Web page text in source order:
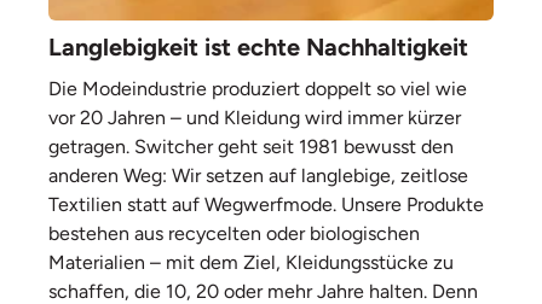
Langlebigkeit ist echte Nachhaltigkeit
Die Modeindustrie produziert doppelt so viel wie
vor 20 Jahren – und Kleidung wird immer kürzer
getragen. Switcher geht seit 1981 bewusst den
anderen Weg: Wir setzen auf langlebige, zeitlose
Textilien statt auf Wegwerfmode. Unsere Produkte
bestehen aus recycelten oder biologischen
Materialien – mit dem Ziel, Kleidungsstücke zu
schaffen, die 10, 20 oder mehr Jahre halten. Denn